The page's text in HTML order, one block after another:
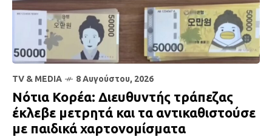
TV & MEDIA 8 Αυγούστου, 2026
Νότια Κορέα: Διευθυντής τράπεζας
έκλεβε μετρητά και τα αντικαθιστούσε
με παιδικά χαρτονομίσματα